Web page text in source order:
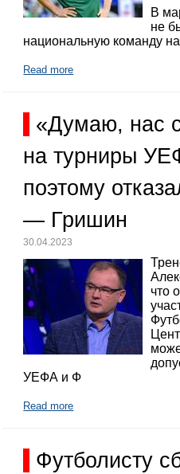
В
не
национальную команду
Read more
«Думаю, нас
на турниры
поэтому
— Гришин
30.04.2023
что
УЕФА и Ф
Read more
Футболисту